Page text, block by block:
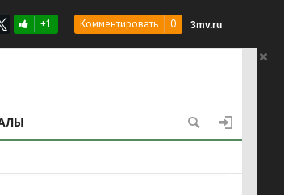
+1 Комментировать 0 3mv.ru